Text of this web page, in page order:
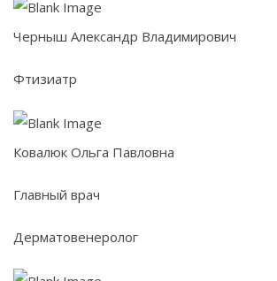
Черныш Александр Владимирович
Фтизиатр
Ковалюк Ольга Павловна
Главный врач
Дерматовенеролог